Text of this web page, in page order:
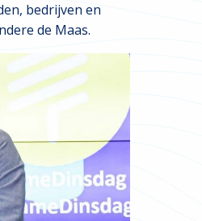
bedrijven en
de Maas.